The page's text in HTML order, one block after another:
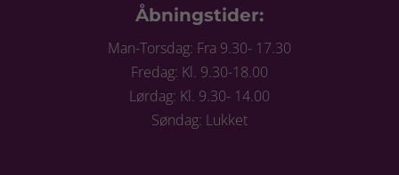
Åbningstider:
Man-Torsdag: Fra 9.30- 17.30
Fredag: Kl. 9.30-18.00
Lørdag: Kl. 9.30- 14.00
Søndag: Lukket